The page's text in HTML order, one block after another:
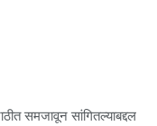
समजावून सांगितल्याबद्दल